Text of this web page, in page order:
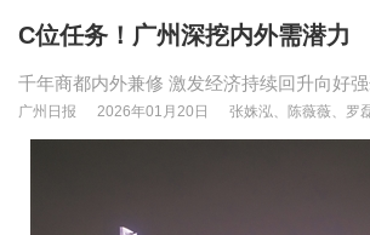
C位任务！广州深挖内外需潜力
千年商都内外兼修 激发经济持续回升向好
广州日报 2026年01月20日 张姝泓、陈薇薇、罗